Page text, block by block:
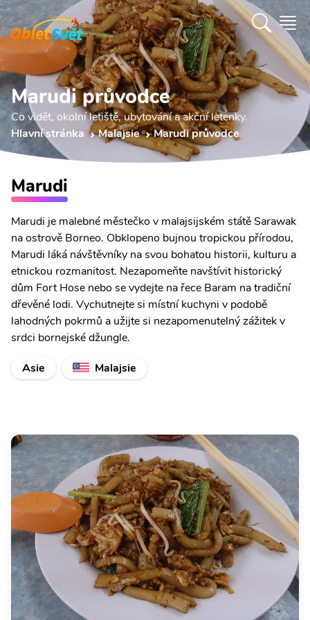
Marudi průvodce
Co vidět, okolní letiště, ubytování a akční letenky.
Hlavní stránka
Malajsie Marudi průvodce
Marudi
Marudi je malebné městečko v malajsijském státě Sarawak
na ostrově Borneo. Obklopeno bujnou tropickou přírodou,
Marudi láká návštěvníky na svou bohatou historii, kulturu a
etnickou rozmanitost. Nezapomeňte navštívit historický
dům Fort Hose nebo se vydejte na řece Baram na tradiční
dřevěné lodi. Vychutnejte si místní kuchyni v podobě
lahodných pokrmů a užijte si nezapomenutelný zážitek v
srdci bornejské džungle.
Asie
Malajsie